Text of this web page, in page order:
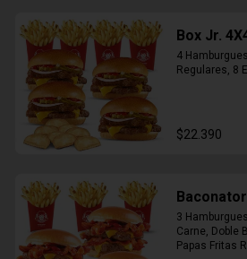
Box Jr.
4
Regulares, 8
$22.390
3
Carne, Doble
Papas Fritas